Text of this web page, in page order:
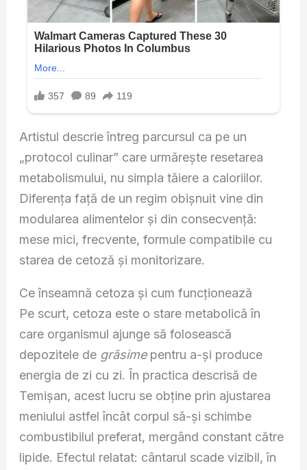
Artistul descrie întreg parcursul ca pe un
„protocol culinar” care urmărește resetarea
metabolismului, nu simpla tăiere a caloriilor.
Diferența față de un regim obișnuit vine din
modularea alimentelor și din consecvență:
mese mici, frecvente, formule compatibile cu
starea de cetoză și monitorizare.
Ce înseamnă cetoza și cum funcționează
Pe scurt, cetoza este o stare metabolică în
care organismul ajunge să folosească
depozitele de grăsimepentru a-și produce
energia de zi cu zi. În practica descrisă de
Temișan, acest lucru se obține prin ajustarea
meniului astfel încât corpul să-și schimbe
combustibilul preferat, mergând constant către
lipide. Efectul relatat: cântarul scade vizibil, în